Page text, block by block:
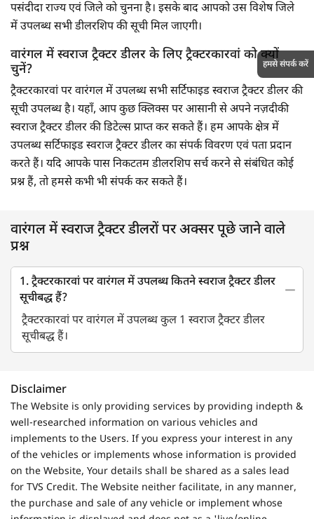
पसंदीदा राज्य एवं जिले को चुनना है। इसके बाद आपको उस विशेष जिले
में उपलब्ध सभी डीलरशिप की सूची मिल जाएगी।
वारंगल में स्वराज ट्रैक्टर डीलर के लिए ट्रैक्टरकारवां को क्यों
चुनें?
ट्रैक्टरकारवां पर वारंगल में उपलब्ध सभी सर्टिफाइड स्वराज ट्रैक्टर डीलर की
सूची उपलब्ध है। यहाँ, आप कुछ क्लिक्स पर आसानी से अपने नज़दीकी
स्वराज ट्रैक्टर डीलर की डिटेल्स प्राप्त कर सकते हैं। हम आपके क्षेत्र में
उपलब्ध सर्टिफाइड स्वराज ट्रैक्टर डीलर का संपर्क विवरण एवं पता प्रदान
करते हैं। यदि आपके पास निकटतम डीलरशिप सर्च करने से संबंधित कोई
प्रश्न हैं, तो हमसे कभी भी संपर्क कर सकते हैं।
वारंगल में स्वराज ट्रैक्टर डीलरों पर अक्सर पूछे जाने वाले
प्रश्न
1. ट्रैक्टरकारवां पर वारंगल में उपलब्ध कितने स्वराज ट्रैक्टर डीलर
सूचीबद्ध हैं?
ट्रैक्टरकारवां पर वारंगल में उपलब्ध कुल 1 स्वराज ट्रैक्टर डीलर
सूचीबद्ध हैं।
Disclaimer
The Website is only providing services by providing indepth &
well-researched information on various vehicles and
implements to the Users. If you express your interest in any
of the vehicles or implements whose information is provided
on the Website, Your details shall be shared as a sales lead
for TVS Credit. The Website neither facilitate, in any manner,
the purchase and sale of any vehicle or implement whose
हमसे संपर्क करें